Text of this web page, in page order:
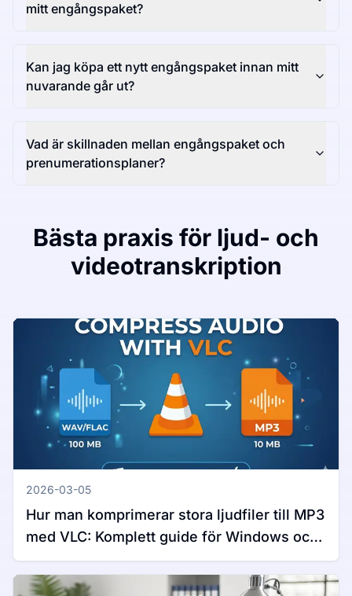
mitt engångspaket?
Kan jag köpa ett nytt engångspaket innan mitt
nuvarande går ut?
Vad är skillnaden mellan engångspaket och
prenumerationsplaner?
Bästa praxis för ljud- och
videotranskription
2026-03-05
Hur man komprimerar stora ljudfiler till MP3
med VLC: Komplett guide för Windows och
Mac